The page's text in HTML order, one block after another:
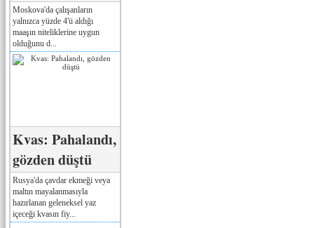
Moskova'da çalışanların
yalnızca yüzde 4'ü aldığı
maaşın niteliklerine uygun
olduğunu d...
Kvas: Pahalandı,
gözden düştü
Rusya'da çavdar ekmeği veya
maltın mayalanmasıyla
hazırlanan geleneksel yaz
içeceği kvasın fiy...